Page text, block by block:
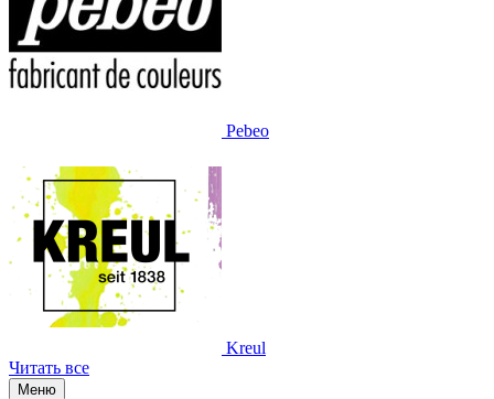
Pebeo
Kreul
Читать все
Меню